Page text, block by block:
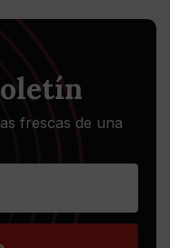
frescas de una